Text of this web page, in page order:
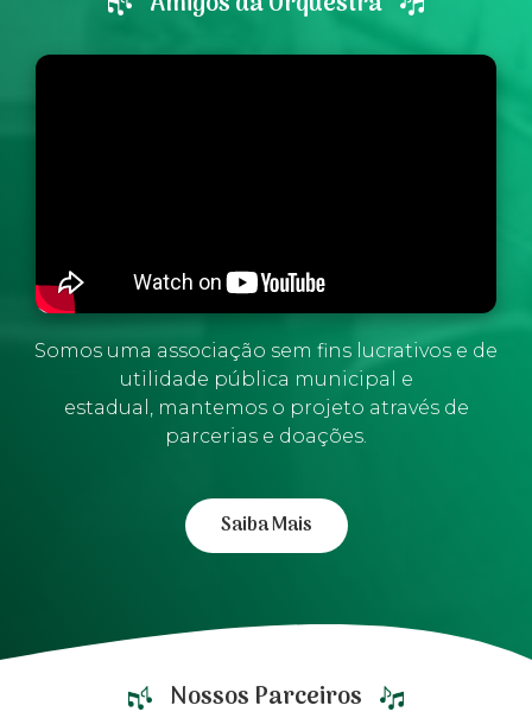
Somos uma associação sem fins lucrativos e de
utilidade pública municipal e
estadual, mantemos o projeto através de
parcerias e doações.
Saiba Mais
Nossos Parceiros